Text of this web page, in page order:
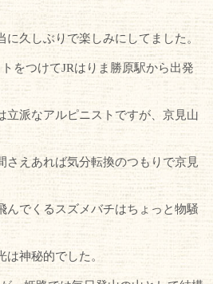
久しぶりで楽しみにしてました。
をつけてJRはりま勝原駅から出発
立派なアルピニストですが、京見山
さえあれば気分転換のつもりで京見
んでくるスズメバチはちょっと物騒
神秘的でした。